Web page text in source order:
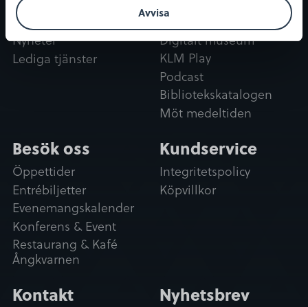
Avvisa
Om oss
Nyheter
Lediga tjänster
och upplevelser
Digitalt museum
KLM Play
Podcast
Bibliotekskatalogen
Möt medeltiden
Besök oss
Öppettider
Entrébiljetter
Evenemangskalender
Konferens & Event
Restaurang & Kafé
Ångkvarnen
Kundservice
Integritetspolicy
Köpvillkor
Kontakt Nyhetsbrev